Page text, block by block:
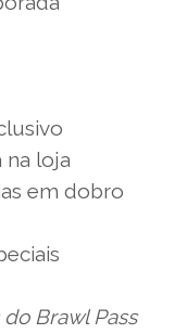
na loja
em dobro
Brawl Pass